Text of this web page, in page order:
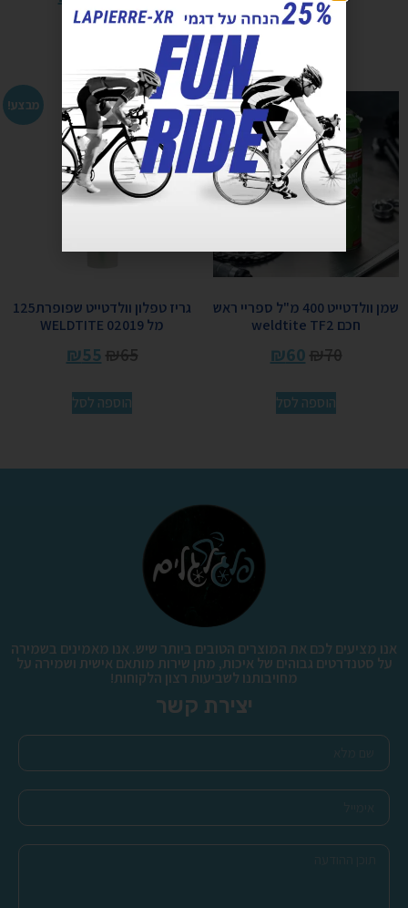
מבצע!
שמן וולדטייט 400 מ"ל ספריי ראש
חכם weldtite TF2
₪70
₪60
הוספה לסל
מבצע!
גריז טפלון וולדטייט שפופרת125
מל 02019 WELDTITE
₪65
₪55
הוספה לסל
אנו מציעים לכם את המוצרים הטובים ביותר שיש. אנו מאמינים בשמירה
על סטנדרטים גבוהים של איכות, מתן שירות מותאם אישית ושמירה על
מחויבותנו לשביעות רצון הלקוחות!
יצירת קשר